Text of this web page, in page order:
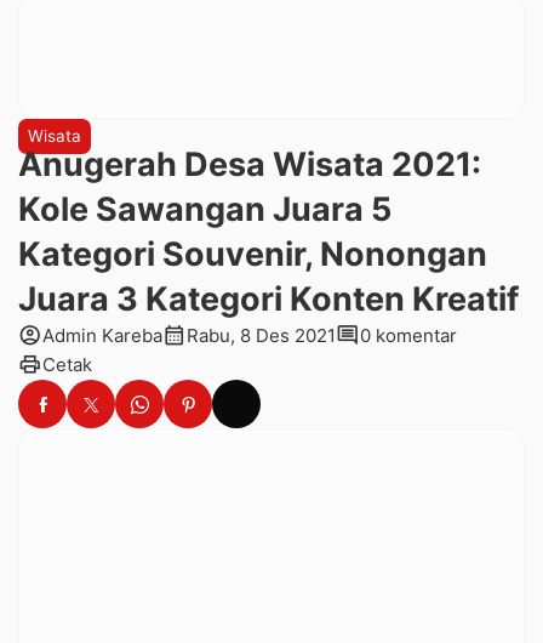
Wisata
Anugerah Desa Wisata 2021:
Kole Sawangan Juara 5
Kategori Souvenir, Nonongan
Juara 3 Kategori Konten Kreatif
account_circleAdmin Karebacalendar_month Rabu, 8 Des 2021comment0 komentar
printCetak